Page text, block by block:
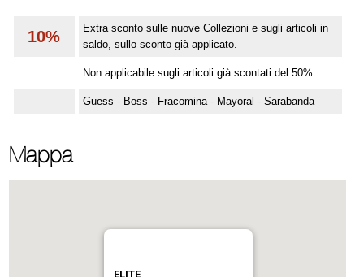
10%
Extra sconto sulle nuove Collezioni e sugli articoli in
saldo, sullo sconto già applicato.
Non applicabile sugli articoli già scontati del 50%
Guess - Boss - Fracomina - Mayoral - Sarabanda
Mappa